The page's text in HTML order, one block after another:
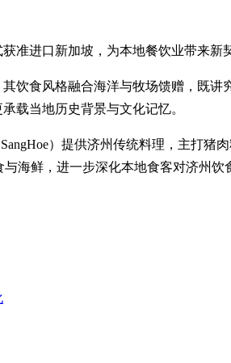
准进口新加坡，为本地餐饮业带来新
饮食风格融合海洋与牧场馈赠，既
载当地历史背景与文化记忆。
）提供济州传统料理，主打猪
与海鲜，进一步深化本地食客对济州饮